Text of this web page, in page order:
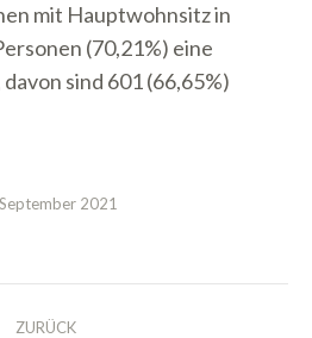
mit Hauptwohnsitz in
(70,21%) eine
sind 601 (66,65%)
2021
ZURÜCK